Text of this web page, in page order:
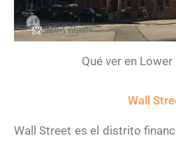
Qué ver en
Wall
Wall Street es el distrito